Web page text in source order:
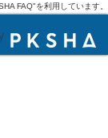
FAQ"を利用しています。